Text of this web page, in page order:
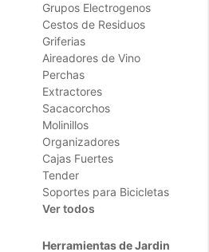
Grupos Electrogenos
Cestos de Residuos
Griferias
Aireadores de Vino
Perchas
Extractores
Sacacorchos
Molinillos
Organizadores
Cajas Fuertes
Tender
Soportes para Bicicletas
Ver todos
Herramientas de Jardin